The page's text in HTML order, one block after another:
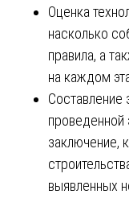
Оценка
насколько
правила, а
на каждом
Составление
проведенной
заключение,
выявленных